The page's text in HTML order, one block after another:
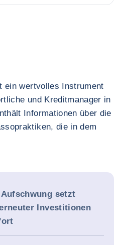
ein wertvolles Instrument
und Kreditmanager in
Informationen über die
die in dem
setzt
Investitionen